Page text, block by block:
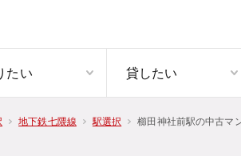
たい 貸したい
地下鉄七隈線 駅選択 櫛田神社前駅の中古マ